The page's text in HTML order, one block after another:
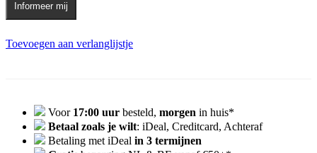
Informeer mij
Toevoegen aan verlanglijstje
Voor 17:00 uur besteld, morgen in huis*
Betaal zoals je wilt: iDeal, Creditcard, Achteraf
Betaling met iDeal in 3 termijnen